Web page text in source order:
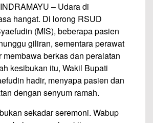
– Udara di
hangat. Di lorong RSUD
(MIS), beberapa pasien
giliran, sementara perawat
membawa berkas dan peralatan
kesibukan itu, Wakil Bupati
hadir, menyapa pasien dan
dengan senyum ramah.
sekadar seremoni. Wabup